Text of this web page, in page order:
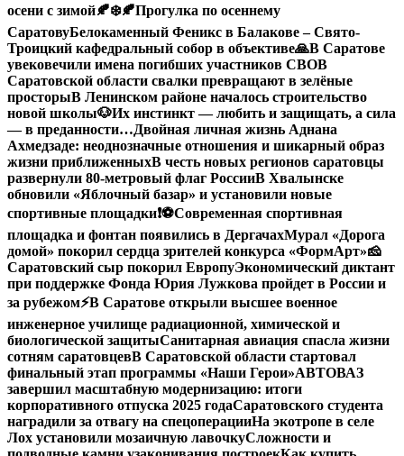
осени с зимой🍂❄️🍂Прогулка по осеннему
СаратовуБелокаменный Феникс в Балакове – Свято-
Троицкий кафедральный собор в объективе🙏В Саратове
увековечили имена погибших участников СВОВ
Саратовской области свалки превращают в зелёные
просторыВ Ленинском районе началось строительство
новой школы🐶Их инстинкт — любить и защищать, а сила
— в преданности…Двойная личная жизнь Аднана
Ахмедзаде: неоднозначные отношения и шикарный образ
жизни приближенныхВ честь новых регионов саратовцы
развернули 80-метровый флаг РоссииВ Хвалынске
обновили «Яблочный базар» и установили новые
спортивные площадки❗️⚽️Современная спортивная
площадка и фонтан появились в ДергачахМурал «Дорога
домой» покорил сердца зрителей конкурса «ФормАрт»🧀
Саратовский сыр покорил ЕвропуЭкономический диктант
при поддержке Фонда Юрия Лужкова пройдет в России и
за рубежом⚡️В Саратове открыли высшее военное
инженерное училище радиационной, химической и
биологической защитыСанитарная авиация спасла жизни
сотням саратовцевВ Саратовской области стартовал
финальный этап программы «Наши Герои»АВТОВАЗ
завершил масштабную модернизацию: итоги
корпоративного отпуска 2025 годаСаратовского студента
наградили за отвагу на спецоперацииНа экотропе в селе
Лох установили мозаичную лавочкуСложности и